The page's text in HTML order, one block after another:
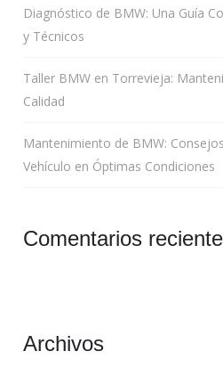
Diagnóstico de BMW: Una Guía
y Técnicos
Taller BMW en Torrevieja:
Calidad
Mantenimiento de BMW:
Vehículo en Óptimas Condiciones
Comentarios
Archivos